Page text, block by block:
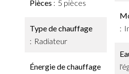
Pièces 5 pièces
Type de chauffage
Radiateur
Énergie de chauffage